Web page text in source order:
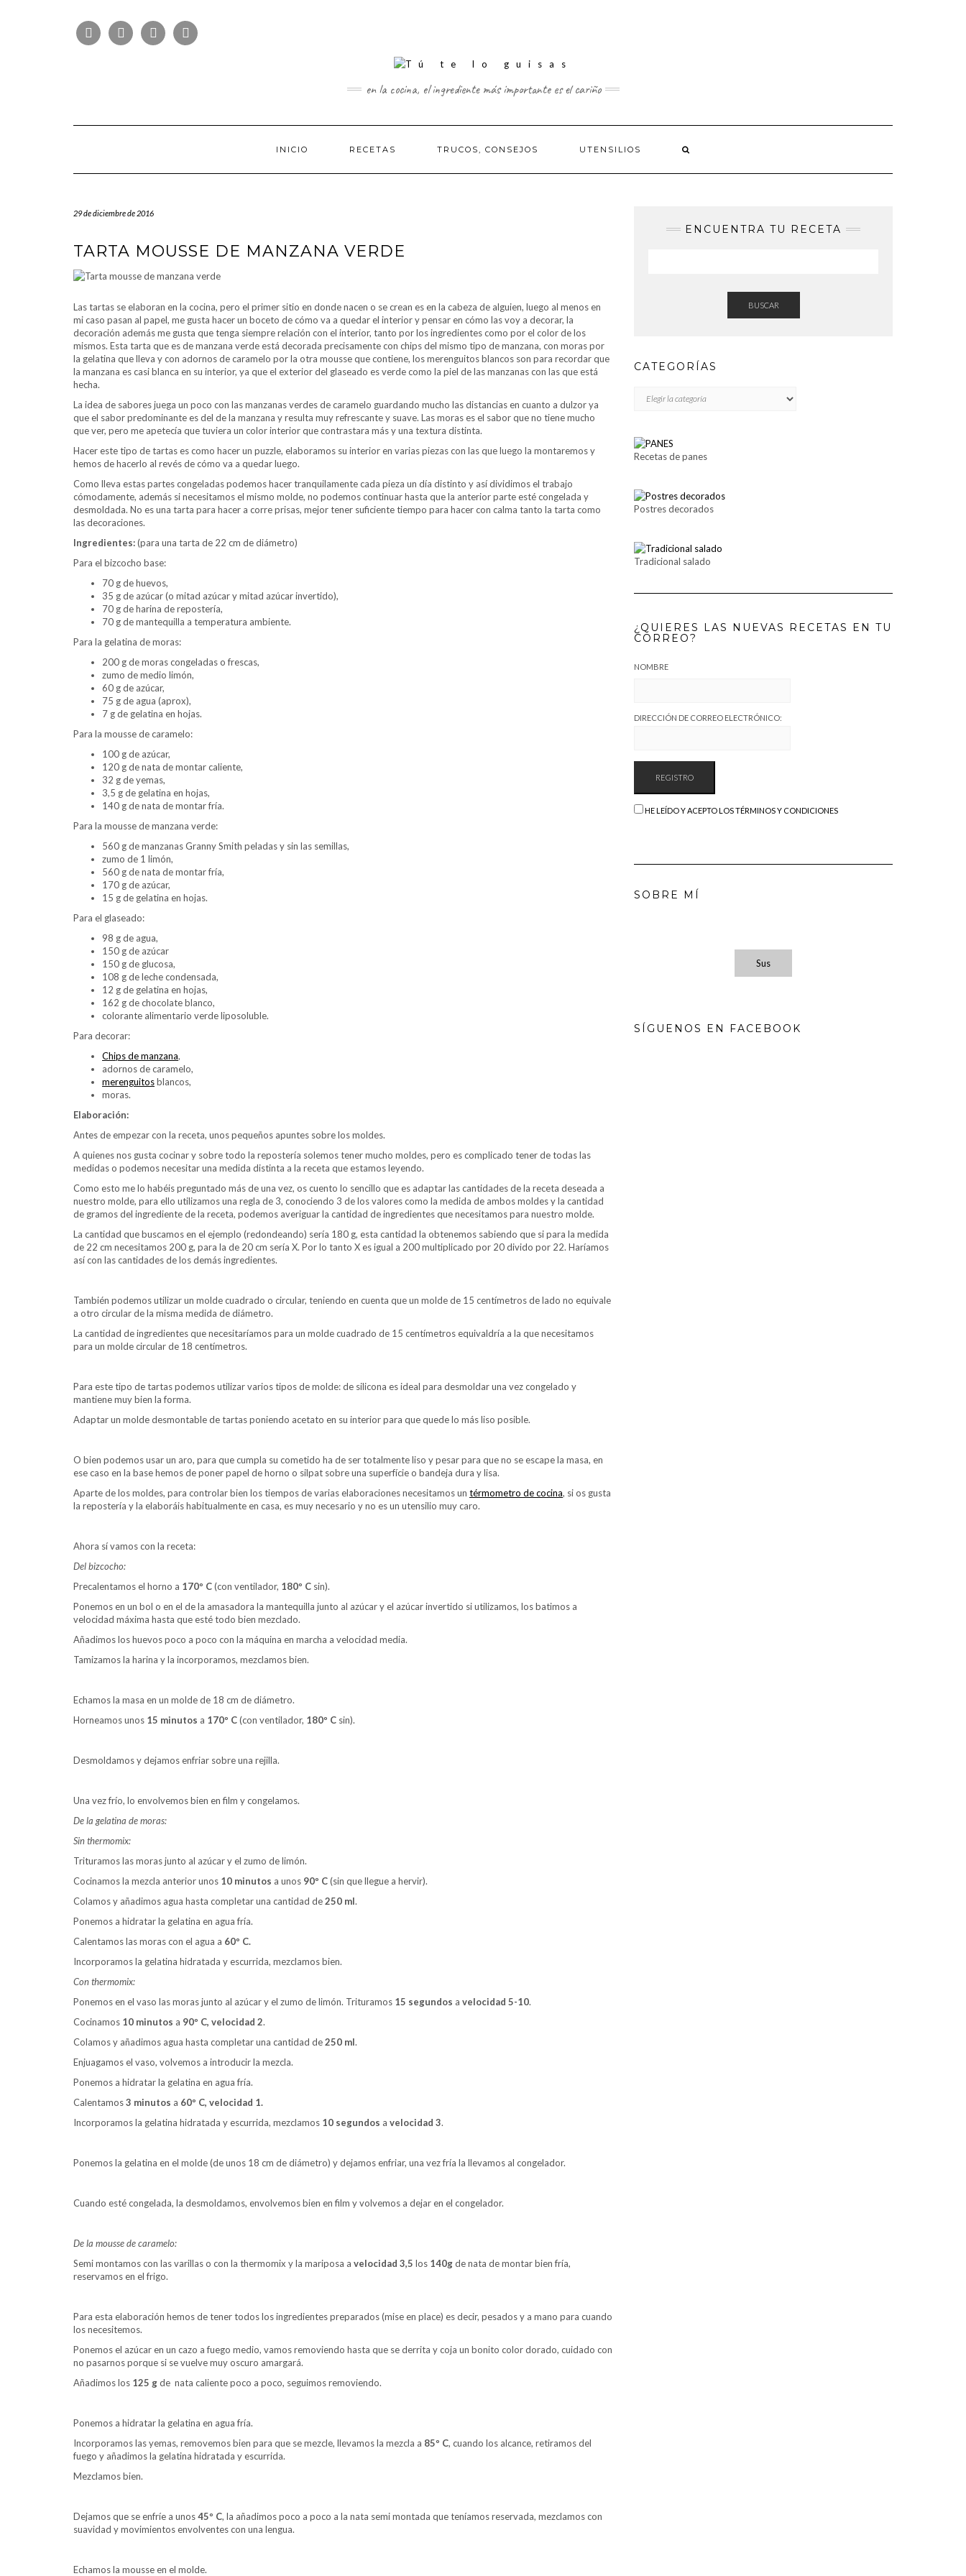
FOLLOW
US
FACEBOOKTWITTERPINTERESTINSTAGRAM
en la cocina, el ingrediente más importante es el cariño
INICIO RECETAS TRUCOS, CONSEJOS UTENSILIOS
29 de diciembre de 2016
TARTA MOUSSE DE MANZANA VERDE
Las tartas se elaboran en la cocina, pero el primer sitio en donde nacen o se crean es en la cabeza de alguien, luego al menos en
mi caso pasan al papel, me gusta hacer un boceto de cómo va a quedar el interior y pensar en cómo las voy a decorar, la
decoración además me gusta que tenga siempre relación con el interior, tanto por los ingredientes como por el color de los
mismos. Esta tarta que es de manzana verde está decorada precisamente con chips del mismo tipo de manzana, con moras por
la gelatina que lleva y con adornos de caramelo por la otra mousse que contiene, los merenguitos blancos son para recordar que
la manzana es casi blanca en su interior, ya que el exterior del glaseado es verde como la piel de las manzanas con las que está
hecha.
La idea de sabores juega un poco con las manzanas verdes de caramelo guardando mucho las distancias en cuanto a dulzor ya
que el sabor predominante es del de la manzana y resulta muy refrescante y suave. Las moras es el sabor que no tiene mucho
que ver, pero me apetecía que tuviera un color interior que contrastara más y una textura distinta.
Hacer este tipo de tartas es como hacer un puzzle, elaboramos su interior en varias piezas con las que luego la montaremos y
hemos de hacerlo al revés de cómo va a quedar luego.
Como lleva estas partes congeladas podemos hacer tranquilamente cada pieza un día distinto y así dividimos el trabajo
cómodamente, además si necesitamos el mismo molde, no podemos continuar hasta que la anterior parte esté congelada y
desmoldada. No es una tarta para hacer a corre prisas, mejor tener suficiente tiempo para hacer con calma tanto la tarta como
las decoraciones.
Ingredientes:(para una tarta de 22 cm de diámetro)
Para el bizcocho base:
70 g de huevos,
35 g de azúcar (o mitad azúcar y mitad azúcar invertido),
70 g de harina de repostería,
70 g de mantequilla a temperatura ambiente.
Para la gelatina de moras:
200 g de moras congeladas o frescas,
zumo de medio limón,
60 g de azúcar,
75 g de agua (aprox),
7 g de gelatina en hojas.
Para la mousse de caramelo:
100 g de azúcar,
120 g de nata de montar caliente,
32 g de yemas,
3,5 g de gelatina en hojas,
140 g de nata de montar fría.
Para la mousse de manzana verde:
560 g de manzanas Granny Smith peladas y sin las semillas,
zumo de 1 limón,
560 g de nata de montar fría,
170 g de azúcar,
15 g de gelatina en hojas.
Para el glaseado:
98 g de agua,
150 g de azúcar
150 g de glucosa,
108 g de leche condensada,
12 g de gelatina en hojas,
162 g de chocolate blanco,
colorante alimentario verde liposoluble.
Para decorar:
Chips de manzana,
adornos de caramelo,
merenguitosblancos,
moras.
Elaboración:
Antes de empezar con la receta, unos pequeños apuntes sobre los moldes.
A quienes nos gusta cocinar y sobre todo la repostería solemos tener mucho moldes, pero es complicado tener de todas las
medidas o podemos necesitar una medida distinta a la receta que estamos leyendo.
Como esto me lo habéis preguntado más de una vez, os cuento lo sencillo que es adaptar las cantidades de la receta deseada a
nuestro molde, para ello utilizamos una regla de 3, conociendo 3 de los valores como la medida de ambos moldes y la cantidad
de gramos del ingrediente de la receta, podemos averiguar la cantidad de ingredientes que necesitamos para nuestro molde.
La cantidad que buscamos en el ejemplo (redondeando) sería 180 g, esta cantidad la obtenemos sabiendo que si para la medida
de 22 cm necesitamos 200 g, para la de 20 cm sería X. Por lo tanto X es igual a 200 multiplicado por 20 divido por 22. Haríamos
así con las cantidades de los demás ingredientes.
También podemos utilizar un molde cuadrado o circular, teniendo en cuenta que un molde de 15 centímetros de lado no equivale
a otro circular de la misma medida de diámetro.
La cantidad de ingredientes que necesitaríamos para un molde cuadrado de 15 centímetros equivaldría a la que necesitamos
para un molde circular de 18 centímetros.
Para este tipo de tartas podemos utilizar varios tipos de molde: de silicona es ideal para desmoldar una vez congelado y
mantiene muy bien la forma.
Adaptar un molde desmontable de tartas poniendo acetato en su interior para que quede lo más liso posible.
O bien podemos usar un aro, para que cumpla su cometido ha de ser totalmente liso y pesar para que no se escape la masa, en
ese caso en la base hemos de poner papel de horno o silpat sobre una superfície o bandeja dura y lisa.
Aparte de los moldes, para controlar bien los tiempos de varias elaboraciones necesitamos un térmometro de cocina, si os gusta
la repostería y la elaboráis habitualmente en casa, es muy necesario y no es un utensilio muy caro.
Ahora sí vamos con la receta:
Del bizcocho:
Precalentamos el horno a 170º C(con ventilador, 180º C sin).
Ponemos en un bol o en el de la amasadora la mantequilla junto al azúcar y el azúcar invertido si utilizamos, los batimos a
velocidad máxima hasta que esté todo bien mezclado.
Añadimos los huevos poco a poco con la máquina en marcha a velocidad media.
Tamizamos la harina y la incorporamos, mezclamos bien.
Echamos la masa en un molde de 18 cm de diámetro.
Horneamos unos 15 minutos a 170º C(con ventilador, 180º C sin).
Desmoldamos y dejamos enfriar sobre una rejilla.
Una vez frío, lo envolvemos bien en film y congelamos.
De la gelatina de moras:
Sin thermomix:
Trituramos las moras junto al azúcar y el zumo de limón.
Cocinamos la mezcla anterior unos 10 minutos a unos 90º C(sin que llegue a hervir).
Colamos y añadimos agua hasta completar una cantidad de250 ml.
Ponemos a hidratar la gelatina en agua fría.
Calentamos las moras con el agua a 60º C.
Incorporamos la gelatina hidratada y escurrida, mezclamos bien.
Con thermomix:
Ponemos en el vaso las moras junto al azúcar y el zumo de limón. Trituramos 15 segundos a velocidad 5-10.
Cocinamos 10 minutos a 90º C, velocidad 2.
Colamos y añadimos agua hasta completar una cantidad de250 ml.
Enjuagamos el vaso, volvemos a introducir la mezcla.
Ponemos a hidratar la gelatina en agua fría.
Calentamos3 minutos a 60º C, velocidad 1.
Incorporamos la gelatina hidratada y escurrida, mezclamos 10 segundos a velocidad 3.
Ponemos la gelatina en el molde (de unos 18 cm de diámetro) y dejamos enfriar, una vez fría la llevamos al congelador.
Cuando esté congelada, la desmoldamos, envolvemos bien en film y volvemos a dejar en el congelador.
De la mousse de caramelo:
Semi montamos con las varillas o con la thermomix y la mariposa a velocidad 3,5 los 140gde nata de montar bien fría,
reservamos en el frigo.
Para esta elaboración hemos de tener todos los ingredientes preparados (mise en place) es decir, pesados y a mano para cuando
los necesitemos.
Ponemos el azúcar en un cazo a fuego medio, vamos removiendo hasta que se derrita y coja un bonito color dorado, cuidado con
no pasarnos porque si se vuelve muy oscuro amargará.
Añadimos los 125 gde nata caliente poco a poco, seguimos removiendo.
Ponemos a hidratar la gelatina en agua fría.
Incorporamos las yemas, removemos bien para que se mezcle, llevamos la mezcla a 85º C, cuando los alcance, retiramos del
fuego y añadimos la gelatina hidratada y escurrida.
Mezclamos bien.
Dejamos que se enfríe a unos45º C, la añadimos poco a poco a la nata semi montada que teníamos reservada, mezclamos con
suavidad y movimientos envolventes con una lengua.
Echamos la mousse en el molde.
ENCUENTRA TU RECETA
BUSCAR
CATEGORÍAS
Recetas de panes
Postres decorados
Tradicional salado
¿QUIERES LAS NUEVAS RECETAS EN TU
CORREO?
NOMBRE
DIRECCIÓN DE CORREO ELECTRÓNICO:
HE LEÍDO Y ACEPTO LOS TÉRMINOS Y CONDICIONES
SOBRE MÍ
Sus
SÍGUENOS EN FACEBOOK